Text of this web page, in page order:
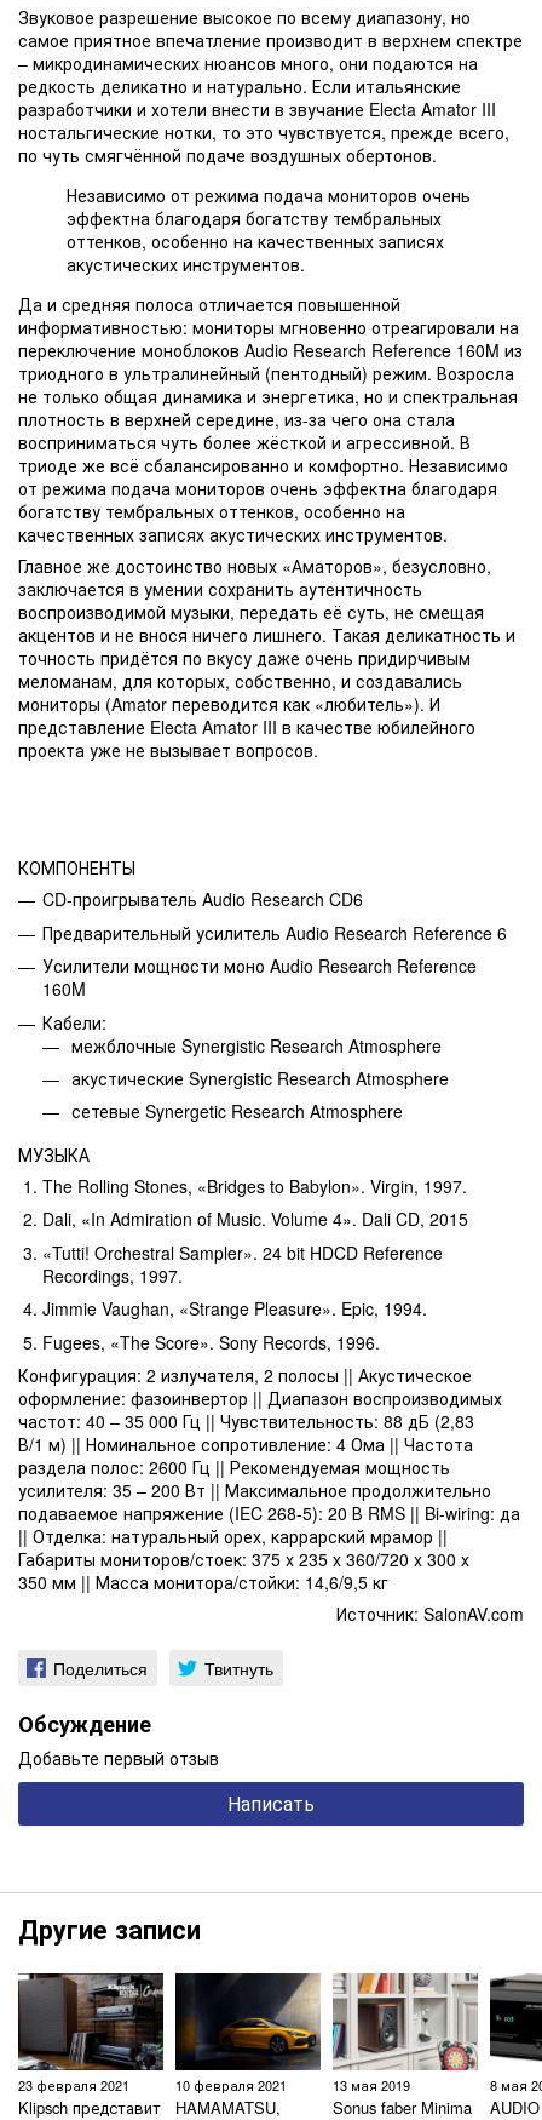
Звуковое разрешение высокое по всему диапазону, но
самое приятное впечатление производит в верхнем спектре
– микродинамических нюансов много, они подаются на
редкость деликатно и натурально. Если итальянские
разработчики и хотели внести в звучание Electa Amator III
ностальгические нотки, то это чувствуется, прежде всего,
по чуть смягчённой подаче воздушных обертонов.
Независимо от режима подача мониторов очень
эффектна благодаря богатству тембральных
оттенков, особенно на качественных записях
акустических инструментов.
Да и средняя полоса отличается повышенной
информативностью: мониторы мгновенно отреагировали на
переключение моноблоков Audio Research Reference 160M из
триодного в ультралинейный (пентодный) режим. Возросла
не только общая динамика и энергетика, но и спектральная
плотность в верхней середине, из-за чего она стала
восприниматься чуть более жёсткой и агрессивной. В
триоде же всё сбалансированно и комфортно. Независимо
от режима подача мониторов очень эффектна благодаря
богатству тембральных оттенков, особенно на
качественных записях акустических инструментов.
Главное же достоинство новых «Аматоров», безусловно,
заключается в умении сохранить аутентичность
воспроизводимой музыки, передать её суть, не смещая
акцентов и не внося ничего лишнего. Такая деликатность и
точность придётся по вкусу даже очень придирчивым
меломанам, для которых, собственно, и создавались
мониторы (Amator переводится как «любитель»). И
представление Electa Amator III в качестве юбилейного
проекта уже не вызывает вопросов.
КОМПОНЕНТЫ
CD-проигрыватель Audio Research CD6
Предварительный усилитель Audio Research Reference 6
Усилители мощности моно Audio Research Reference
160M
Кабели:
межблочные Synergistic Research Atmosphere
акустические Synergistic Research Atmosphere
сетевые Synergetic Research Atmosphere
МУЗЫКА
The Rolling Stones, «Bridges to Babylon». Virgin, 1997.
Dali, «In Admiration of Music. Volume 4». Dali CD, 2015
«Tutti! Orchestral Sampler». 24 bit HDCD Reference
Recordings, 1997.
Jimmie Vaughan, «Strange Pleasure». Epic, 1994.
Fugees, «The Score». Sony Records, 1996.
Конфигурация: 2 излучателя, 2 полосы || Акустическое
оформление: фазоинвертор || Диапазон воспроизводимых
частот: 40 – 35 000 Гц || Чувствительность: 88 дБ (2,83
В/1 м) || Номинальное сопротивление: 4 Ома || Частота
раздела полос: 2600 Гц || Рекомендуемая мощность
усилителя: 35 – 200 Вт || Максимальное продолжительно
подаваемое напряжение (IEC 268-5): 20 В RMS || Bi-wiring: да
|| Отделка: натуральный орех, каррарский мрамор ||
Габариты мониторов/стоек: 375 x 235 x 360/720 x 300 x
350 мм || Масса монитора/стойки: 14,6/9,5 кг
Источник: SalonAV.com
Поделиться Твитнуть
Обсуждение
Добавьте первый отзыв
Написать
Другие записи
23 февраля 2021
Klipsch представит
10 февраля 2021
HAMAMATSU,
13 мая 2019
Sonus faber Minima
8 мая